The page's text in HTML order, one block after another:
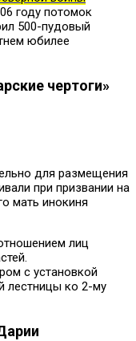
году потомок
500-пудовый
юбилее
чертоги»
для размещения
при призвании на
мать инокиня
лиц
с установкой
лестницы ко 2-му